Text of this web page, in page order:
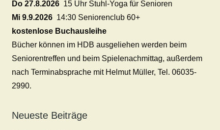
Do 27.8.2026 15 Uhr Stuhl-Yoga für Senioren
Mi 9.9.2026 14:30 Seniorenclub 60+
kostenlose Buchausleihe
Bücher können im HDB ausgeliehen werden beim
Seniorentreffen und beim Spielenachmittag, außerdem
nach Terminabsprache mit Helmut Müller, Tel. 06035-
2990.
Neueste Beiträge